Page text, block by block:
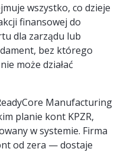
wszystko, co dzieje
finansowej do
dla zarządu lub
bez którego
może działać
Manufacturing
planie kont KPZR,
w systemie. Firma
od zera — dostaje